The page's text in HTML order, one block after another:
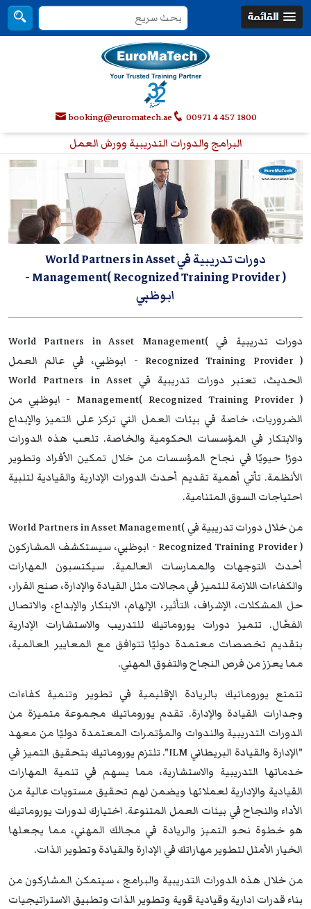
00971 4 457 1800
booking@euromatech.ae
البرامج والدورات التدريبية وورش العمل
دورات تدريبية في World Partners in Asset
Management( Recognized Training Provider )
-
ابوظبي
دورات تدريبية في World Partners in Asset Management(
Recognized Training Provider ) - ابوظبي، في عالم العمل
الحديث، تعتبر دورات تدريبية في World Partners in Asset
Management( Recognized Training Provider ) - ابوظبي من
الضروريات، خاصة في بيئات العمل التي تركز على التميز والإبداع
والابتكار في المؤسسات الحكومية والخاصة. تلعب هذه الدورات
دورًا حيويًا في نجاح المؤسسات من خلال تمكين الأفراد وتطوير
الأنظمة. تأتي أهمية تقديم أحدث الدورات الإدارية والقيادية لتلبية
احتياجات السوق المتنامية.
من خلال دورات تدريبية في World Partners in Asset Management(
Recognized Training Provider ) - ابوظبي، سيستكشف المشاركون
أحدث التوجهات والممارسات العالمية. سيكتسبون المهارات
والكفاءات اللازمة للتميز في مجالات مثل القيادة والإدارة، صنع القرار،
حل المشكلات، الإشراف، التأثير، الإلهام، الابتكار والإبداع، والاتصال
الفعّال. تتميز دورات يوروماتيك للتدريب والاستشارات الإدارية
بتقديم تخصصات معتمدة دوليًا تتوافق مع المعايير العالمية،
مما يعزز من فرص النجاح والتفوق المهني.
تتمتع يوروماتيك بالريادة الإقليمية في تطوير وتنمية كفاءات
وجدارات القيادة والإدارة. تقدم يوروماتيك مجموعة متميزة من
الدورات التدريبية والندوات والمؤتمرات المعتمدة دوليًا من معهد
"الإدارة والقيادة البريطاني ILM". تلتزم يوروماتيك بتحقيق التميز في
خدماتها التدريبية والاستشارية، مما يسهم في تنمية المهارات
القيادية والإدارية لعملائها ويضمن لهم تحقيق مستويات عالية من
الأداء والنجاح في بيئات العمل المتنوعة. اختيارك لدورات يوروماتيك
هو خطوة نحو التميز والريادة في مجالك المهني، مما يجعلها
الخيار الأمثل لتطوير مهاراتك في الإدارة والقيادة وتطوير الذات.
من خلال هذه الدورات التدريبية والبرامج ، سيتمكن المشاركون من
بناء قدرات ادارية وقيادية قوية وتطوير الذات وتطبيق الاستراتيجيات